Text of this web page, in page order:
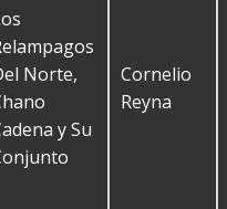
Norte,
y Su
Cornelio
Reyna